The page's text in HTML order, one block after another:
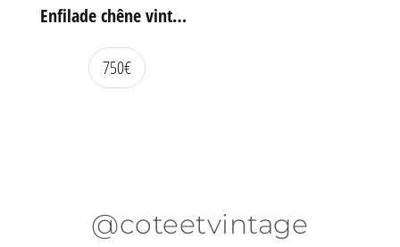
Enfilade chêne vintage portes coulissantes
750€
@coteetvintage